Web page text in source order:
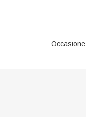
Occasione